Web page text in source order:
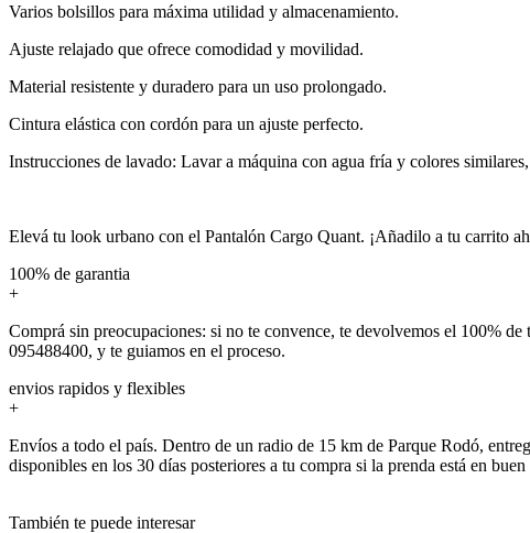
Varios bolsillos para máxima utilidad y almacenamiento.
Ajuste relajado que ofrece comodidad y movilidad.
Material resistente y duradero para un uso prolongado.
Cintura elástica con cordón para un ajuste perfecto.
Instrucciones de lavado: Lavar a máquina con agua fría y colores
Elevá tu look urbano con el Pantalón Cargo Quant. ¡Añadilo a tu carrito
100% de garantia
+
Comprá sin preocupaciones: si no te convence, te devolvemos el 100%
095488400, y te guiamos en el proceso.
envios rapidos y flexibles
+
Envíos a todo el país. Dentro de un radio de 15 km de Parque Rodó,
disponibles en los 30 días posteriores a tu compra si la prenda está en buen
También te puede interesar